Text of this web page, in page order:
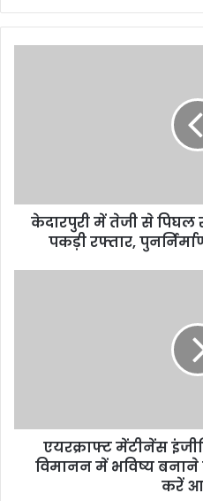
केदारपुरी में तेजी से पिघल
पकड़ी रफ्तार,
एयरक्राफ्ट मेंटीनेंस
विमानन में भविष्य
करें